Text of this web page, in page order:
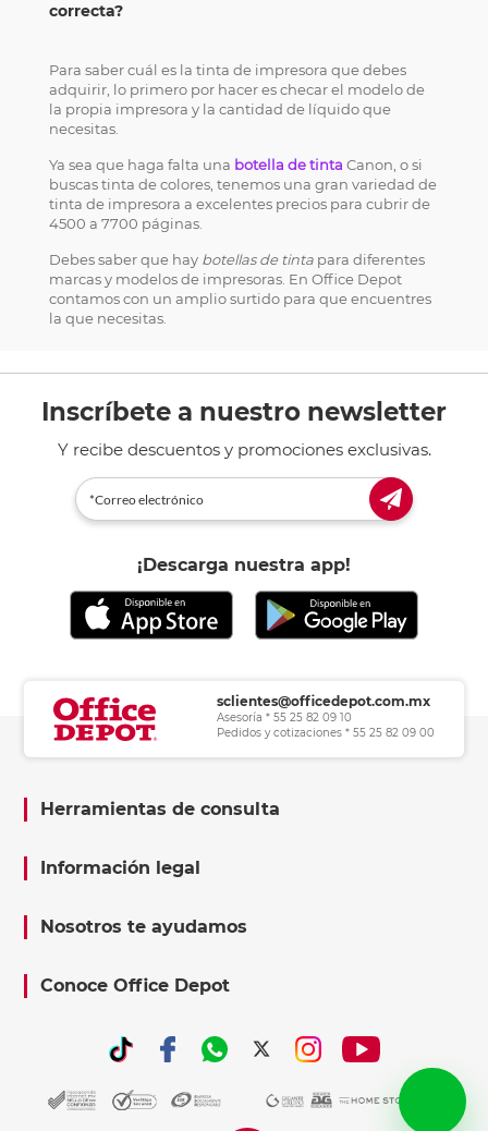
correcta?
Para saber cuál es la tinta de impresora que debes
adquirir, lo primero por hacer es checar el modelo de
la propia impresora y la cantidad de líquido que
necesitas.
Ya sea que haga falta una botella de tinta Canon, o si
buscas tinta de colores, tenemos una gran variedad de
tinta de impresora a excelentes precios para cubrir de
4500 a 7700 páginas.
Debes saber que hay botellas de tintapara diferentes
marcas y modelos de impresoras. En Office Depot
contamos con un amplio surtido para que encuentres
la que necesitas.
Inscríbete a nuestro newsletter
Y recibe descuentos y promociones exclusivas.
¡Descarga nuestra app!
sclientes@officedepot.com.mx
Asesoría * 55 25 82 09 10
Pedidos y cotizaciones * 55 25 82 09 00
Herramientas de consulta
Información legal
Nosotros te ayudamos
Conoce Office Depot